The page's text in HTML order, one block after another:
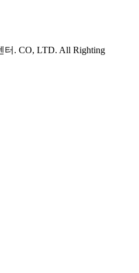
터. CO, LTD. All Righting